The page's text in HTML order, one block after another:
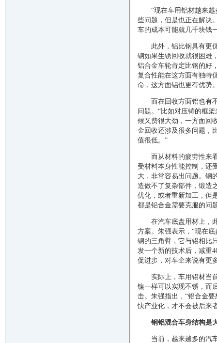
“现在车用铝材越来
些问题，但是也正在解决
车的成本可能就几千块钱
此外，铝比钢具有更
钢如果生锈回收就很困难
铝合金车轮肯定比钢的好
复合性能在这方面有独特
命，这方面铝也更有优势
而在回收方面铝也有
问题。“比如对压铸的框
候又费很大劲，一方面回
金回收还涉及很多问题，
值很低。”
而从材料的疲劳性来
受材料本身性能控制，还
大，非常容易出问题。钢
造做不了复杂部件，锻造
优化，或者重新加工，但
都是铝合金需要克服的问
在汽车底盘用材上，
方案。朱强表示，“现在
钢的三角臂，它与铝相比
发一个新的技术后，减重
促进步，对车企来说有更
实际上，车用铝材当
镍一样可以实现不锈，而
击。朱强指出，“铝合金
快产业化，才不会被后来
钢铝混合车身结构是
当前，越来越多的汽